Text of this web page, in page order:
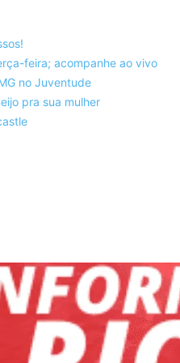
feira; acompanhe ao vivo
no Juventude
pra sua mulher